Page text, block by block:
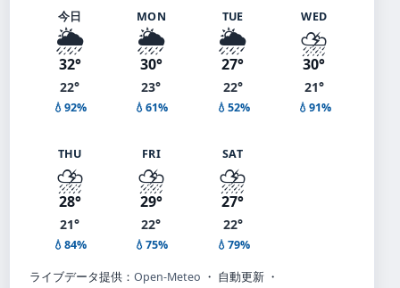
今日
🌦️
32°
22°
💧92%
MON
🌦️
30°
23°
💧61%
TUE
🌦️
27°
22°
💧52%
WED
⛈️
30°
21°
💧91%
THU
⛈️
28°
21°
💧84%
FRI
⛈️
29°
22°
💧75%
SAT
⛈️
27°
22°
💧79%
ライブデータ提供： Open-Meteo ・ 自動更新 ・